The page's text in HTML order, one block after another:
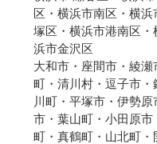
区・横浜市南区・横
塚区・横浜市港南区
浜市金沢区
大和市・座間市・綾瀬
町・清川村・逗子市
川町・平塚市・伊勢
市・葉山町・小田原
町・真鶴町・山北町